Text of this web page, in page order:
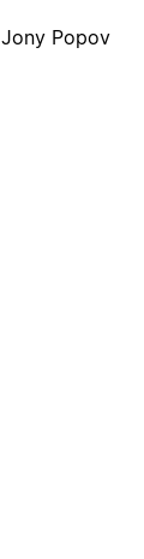
Jony Popov